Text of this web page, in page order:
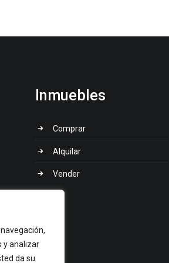
y analizar
da su
Inmuebles
Comprar
Alquilar
Vender